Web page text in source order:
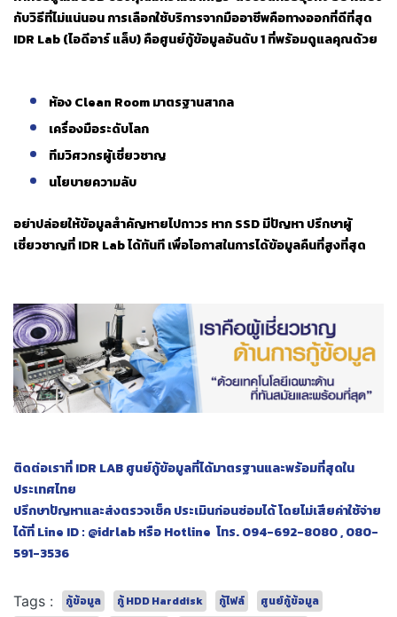
กับวิธีที่ไม่แน่นอน การเลือกใช้บริการจากมืออาชีพคือทางออกที่ดีที่สุด
IDR Lab (ไอดีอาร์ แล็บ) คือศูนย์กู้ข้อมูลอันดับ 1 ที่พร้อมดูแลคุณด้วย
ห้อง Clean Room มาตรฐานสากล
เครื่องมือระดับโลก
ทีมวิศวกรผู้เชี่ยวชาญ
นโยบายความลับ
อย่าปล่อยให้ข้อมูลสำคัญหายไปถาวร หาก SSD มีปัญหา ปรึกษาผู้
เชี่ยวชาญที่ IDR Lab ได้ทันที เพื่อโอกาสในการได้ข้อมูลคืนที่สูงที่สุด
ติดต่อเราที่ IDR LAB ศูนย์กู้ข้อมูลที่ได้มาตรฐานและพร้อมที่สุดใน
ประเทศไทย
ปรึกษาปัญหาและส่งตรวจเช็ค ประเมินก่อนซ่อมได้ โดยไม่เสียค่าใช้จ่าย
ได้ที่ Line ID : @idrlab หรือ Hotline โทร. 094-692-8080 , 080-
591-3536
Tags : กู้ข้อมูล กู้ HDD Harddisk กู้ไฟล์
ศูนย์กู้ข้อมูล